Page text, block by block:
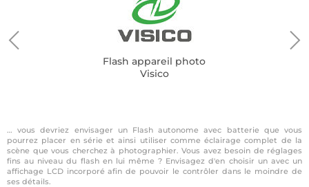
Flash appareil photo
Visico
… vous devriez envisager un Flash autonome avec batterie que vous
pourrez placer en série et ainsi utiliser comme éclairage complet de la
scène que vous cherchez à photographier. Vous avez besoin de réglages
fins au niveau du flash en lui même ? Envisagez d'en choisir un avec un
affichage LCD incorporé afin de pouvoir le contrôler dans le moindre de
ses détails.